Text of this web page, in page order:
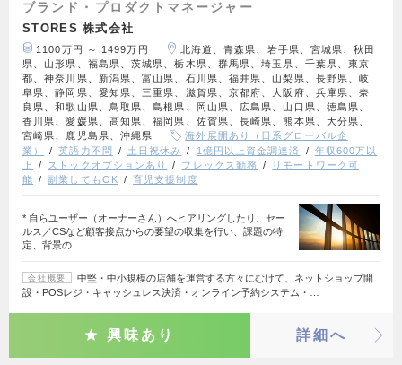
ブランド・プロダクトマネージャー
STORES 株式会社
1100万円 ～ 1499万円
北海道、青森県、岩手県、宮城県、秋田
県、山形県、福島県、茨城県、栃木県、群馬県、埼玉県、千葉県、東京
都、神奈川県、新潟県、富山県、石川県、福井県、山梨県、長野県、岐
阜県、静岡県、愛知県、三重県、滋賀県、京都府、大阪府、兵庫県、奈
良県、和歌山県、鳥取県、島根県、岡山県、広島県、山口県、徳島県、
香川県、愛媛県、高知県、福岡県、佐賀県、長崎県、熊本県、大分県、
宮崎県、鹿児島県、沖縄県
海外展開あり（日系グローバル企
業）
英語力不問 土日祝休み 1億円以上資金調達済
年収600万以
上
ストックオプションあり フレックス勤務
リモートワーク可
能
副業してもOK 育児支援制度
* 自らユーザー（オーナーさん）へヒアリングしたり、セー
ルス／CSなど顧客接点からの要望の収集を行い、課題の特
定、背景の…
会社概要
中堅・中小規模の店舗を運営する方々にむけて、ネットショップ開
設・POSレジ・キャッシュレス決済・オンライン予約システム・…
興味あり 詳細へ